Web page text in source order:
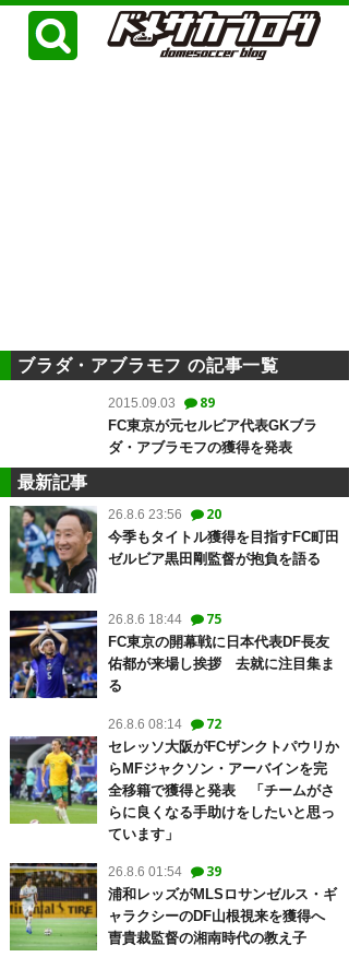
ブラダ・アブラモフ の記事一覧
2015.09.03 89
FC東京が元セルビア代表GKブラ
ダ・アブラモフの獲得を発表
最新記事
26.8.6 23:56 20
今季もタイトル獲得を目指すFC町田
ゼルビア黒田剛監督が抱負を語る
26.8.6 18:44 75
FC東京の開幕戦に日本代表DF長友
佑都が来場し挨拶 去就に注目集ま
る
26.8.6 08:14 72
セレッソ大阪がFCザンクトパウリか
らMFジャクソン・アーバインを完
全移籍で獲得と発表 「チームがさ
らに良くなる手助けをしたいと思っ
ています」
26.8.6 01:54 39
浦和レッズがMLSロサンゼルス・ギ
ャラクシーのDF山根視来を獲得へ
曺貴裁監督の湘南時代の教え子